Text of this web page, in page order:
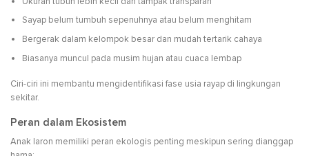
Sayap belum tumbuh sepenuhnya atau belum menghitam
Bergerak dalam kelompok besar dan mudah tertarik cahaya
Biasanya muncul pada musim hujan atau cuaca lembap
Ciri-ciri ini membantu mengidentifikasi fase usia rayap di lingkungan
sekitar.
Peran dalam Ekosistem
Anak laron memiliki peran ekologis penting meskipun sering dianggap